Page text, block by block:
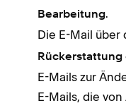
Bearbeitung.
Die E-Mail über
E-Mails zur
E-Mails, die